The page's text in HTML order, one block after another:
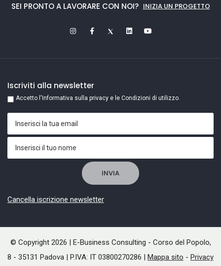
SEI PRONTO A LAVORARE CON NOI? INIZIA UN PROGETTO
Iscriviti alla newsletter
Accetto l'Informativa sulla privacy e le Condizioni di utilizzo.
Cancella iscrizione newsletter
© Copyright 2026 | E-Business Consulting - Corso del Popolo,
8 - 35131 Padova | P.IVA: IT 03800270286 | Mappa sito - Privacy